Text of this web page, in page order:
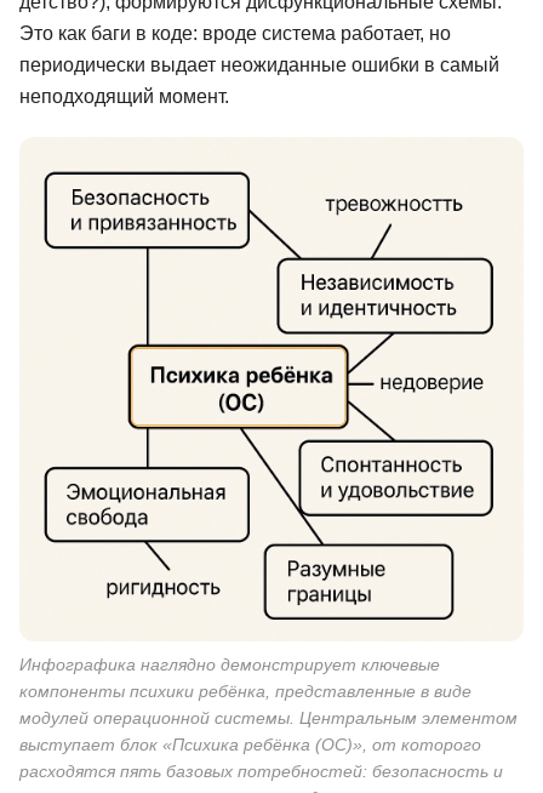
Это как баги в коде: вроде система работает, но
периодически выдает неожиданные ошибки в самый
неподходящий момент.
Инфографика наглядно демонстрирует ключевые
компоненты психики ребёнка, представленные в виде
модулей операционной системы. Центральным элементом
выступает блок «Психика ребёнка (ОС)», от которого
расходятся пять базовых потребностей: безопасность и